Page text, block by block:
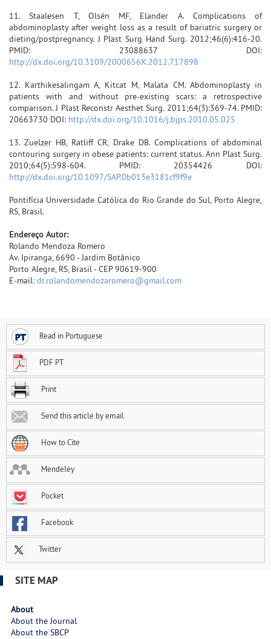
11. Staalesen T, Olsén MF, Elander A. Complications of
abdominoplasty after weight loss as a result of bariatric surgery or
dieting/postpregnancy. J Plast Surg Hand Surg. 2012;46(6):416-20.
PMID: 23088637 DOI:
http://dx.doi.org/10.3109/2000656X.2012.717898
12. Karthikesalingam A, Kitcat M, Malata CM. Abdominoplasty in
patients with and without pre-existing scars: a retrospective
comparison. J Plast Reconstr Aesthet Surg. 2011;64(3):369-74. PMID:
20663730 DOI: http://dx.doi.org/10.1016/j.bjps.2010.05.025
13. Zuelzer HB, Ratliff CR, Drake DB. Complications of abdominal
contouring surgery in obese patients: current status. Ann Plast Surg.
2010;64(5):598-604. PMID: 20354426 DOI:
http://dx.doi.org/10.1097/SAP.0b013e3181cf9f9e
Pontifícia Universidade Católica do Rio Grande do Sul, Porto Alegre,
RS, Brasil.
Endereço Autor:
Rolando Mendoza Romero
Av. Ipiranga, 6690 - Jardim Botânico
Porto Alegre, RS, Brasil - CEP 90619-900
E-mail: dr.rolandomendozaromero@gmail.com
Read in Portuguese
PDF PT
Print
Send this article by email
How to Cite
Mendeley
Pocket
Facebook
Twitter
SITE MAP
About
About the Journal
About the SBCP